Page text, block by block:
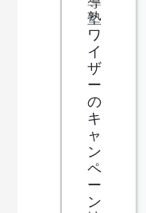
塾
ワ
イ
ザ
ー
の
キ
ャ
ン
ペ
ー
ン